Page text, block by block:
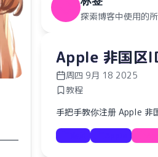
探索博客中使用的
Apple 非国区
周四 9月 18 2025
教程
手把手教你注册 Apple 非